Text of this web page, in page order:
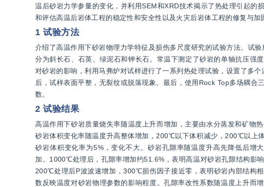
温后砂岩力学参量的变化，并利用SEM和XRD技术揭示了热处理引起的
和评估高温后岩体工程的稳定性和安全性以及火灾后岩体工程的修复与加
1 试验方法
介绍了高温作用下砂岩物理力学特征及损伤多尺度研究的试验方法。试
分为斜长石、石英、绿泥石和钾长石。常温下测定了砂岩的单轴抗压强
对砂岩的影响，利用马弗炉对试样进行了一系列热处理试验，设置了多
后，试样表面平整，无裂纹或脱落现象。最后，使用Rock Top多场耦
数。
2 试验结果
高温作用下砂岩质量烧失率随温度上升而增加，主要由水分蒸发和矿物
砂岩体积变化率随温度升高整体增加，200℃以下体积减少，200℃以上
砂岩体积变化率为5%，变化不大。砂岩孔隙率随温度升高先降低后
加。1000℃处理后，孔隙率增加约51.6%，表明高温对砂岩孔隙结构影
200℃处理后P波波速增加，300℃损伤因子接近零，表明砂岩内部结构
数反映温度对砂岩物理参数的影响程度。孔隙率改性系数随温度上升而